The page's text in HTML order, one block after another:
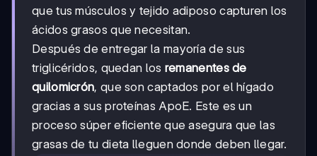
que tus músculos y tejido adiposo capturen los
ácidos grasos que necesitan.
Después de entregar la mayoría de sus
triglicéridos, quedan los remanentes de
quilomicrón, que son captados por el hígado
gracias a sus proteínas ApoE. Este es un
proceso súper eficiente que asegura que las
grasas de tu dieta lleguen donde deben llegar.